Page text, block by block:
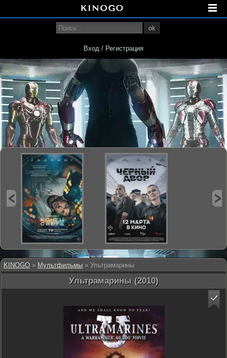
KINOGO » Мультфильмы » Ультрамарины
Ультрамарины (2010)
ok
Вход / Регистрация